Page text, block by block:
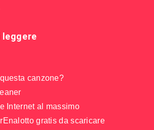
canzone?
Internet al massimo
gratis da scaricare